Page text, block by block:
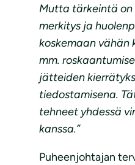
Mutta tärkeintä
merkitys ja
koskemaan vähän
mm.
jätteiden
tiedostamisena.
tehneet yhdessä
kanssa.”
Puheenjohtajan